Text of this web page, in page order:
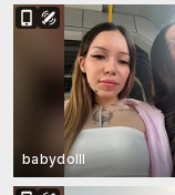
babydolll